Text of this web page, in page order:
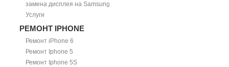
замена дисплея на Samsung
Услуги
РЕМОНТ IPHONE
Ремонт iPhone 6
Ремонт Iphone 5
Ремонт Iphone 5S